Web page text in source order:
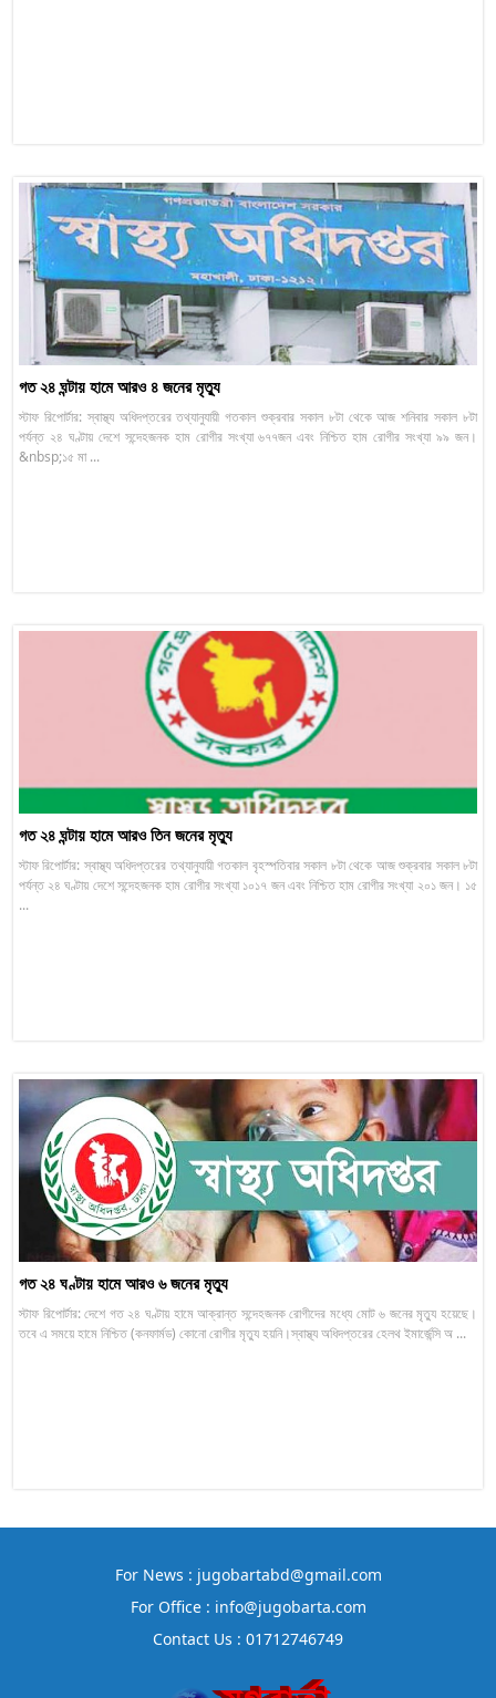
গত ২৪ ঘন্টায় হামে আরও ৪ জনের মৃত্যু
স্টাফ রিপোর্টার: স্বাস্থ্য অধিদপ্তরের তথ্যানুযায়ী গতকাল শুক্রবার সকাল ৮টা থেকে আজ শনিবার সকাল ৮টা
পর্যন্ত ২৪ ঘণ্টায় দেশে সন্দেহজনক হাম রোগীর সংখ্যা ৬৭৭জন এবং নিশ্চিত হাম রোগীর সংখ্যা ৯৯ জন।
&nbsp;১৫ মা ...
গত ২৪ ঘন্টায় হামে আরও তিন জনের মৃত্যু
স্টাফ রিপোর্টার: স্বাস্থ্য অধিদপ্তরের তথ্যানুযায়ী গতকাল বৃহস্পতিবার সকাল ৮টা থেকে আজ শুক্রবার সকাল ৮টা
পর্যন্ত ২৪ ঘণ্টায় দেশে সন্দেহজনক হাম রোগীর সংখ্যা ১০১৭ জন এবং নিশ্চিত হাম রোগীর সংখ্যা ২০১ জন। ১৫
...
গত ২৪ ঘণ্টায় হামে আরও ৬ জনের মৃত্যু
স্টাফ রিপোর্টার: দেশে গত ২৪ ঘণ্টায় হামে আক্রান্ত সন্দেহজনক রোগীদের মধ্যে মোট ৬ জনের মৃত্যু হয়েছে।
তবে এ সময়ে হামে নিশ্চিত (কনফার্মড) কোনো রোগীর মৃত্যু হয়নি।স্বাস্থ্য অধিদপ্তরের হেলথ ইমার্জেন্সি অ ...
For News : jugobartabd@gmail.com
For Office : info@jugobarta.com
Contact Us : 01712746749